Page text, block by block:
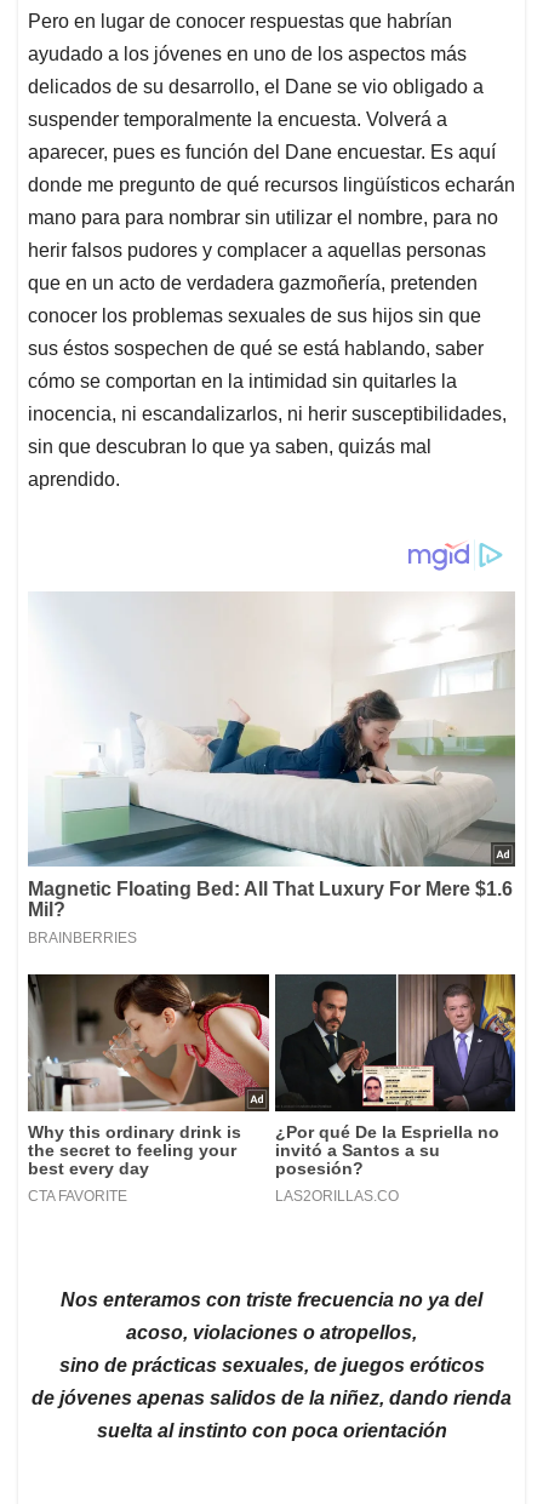
Pero en lugar de conocer respuestas que habrían
ayudado a los jóvenes en uno de los aspectos más
delicados de su desarrollo, el Dane se vio obligado a
suspender temporalmente la encuesta. Volverá a
aparecer, pues es función del Dane encuestar. Es aquí
donde me pregunto de qué recursos lingüísticos echarán
mano para para nombrar sin utilizar el nombre, para no
herir falsos pudores y complacer a aquellas personas
que en un acto de verdadera gazmoñería, pretenden
conocer los problemas sexuales de sus hijos sin que
sus éstos sospechen de qué se está hablando, saber
cómo se comportan en la intimidad sin quitarles la
inocencia, ni escandalizarlos, ni herir susceptibilidades,
sin que descubran lo que ya saben, quizás mal
aprendido.
Nos enteramos con triste frecuencia no ya del
acoso, violaciones o atropellos,
sino de prácticas sexuales, de juegos eróticos
de jóvenes apenas salidos de la niñez, dando rienda
suelta al instinto con poca orientación